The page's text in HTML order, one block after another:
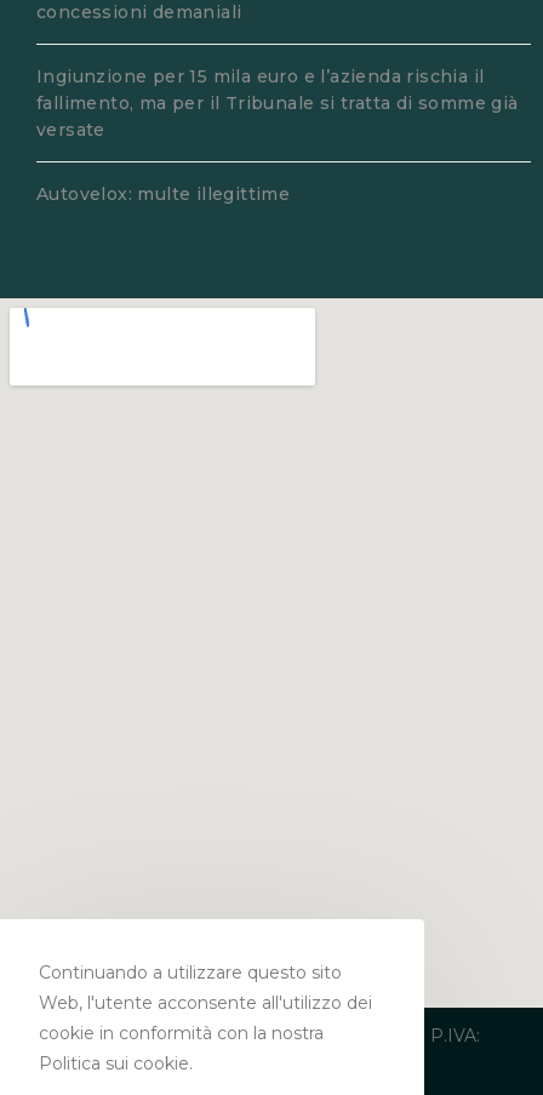
concessioni demaniali
Ingiunzione per 15 mila euro e l’azienda rischia il
fallimento, ma per il Tribunale si tratta di somme già
versate
Autovelox: multe illegittime
Copyright 2019 – Studio Legale Matranga | P.IVA:
03847020751 |
Continuando a utilizzare questo sito
Web, l'utente acconsente all'utilizzo dei
cookie in conformità con la nostra
Politica sui cookie.